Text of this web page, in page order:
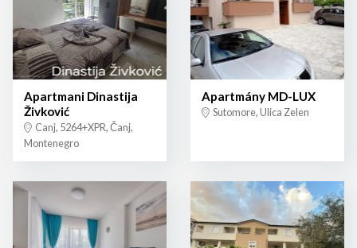
Apartmani Dinastija
Živković
Canj, 5264+XPR, Čanj,
Montenegro
Apartmány MD-LUX
Sutomore, Ulica Zelen